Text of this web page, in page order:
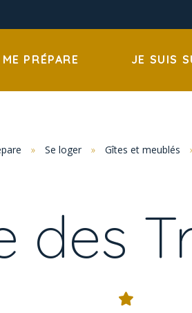
PRÉPARE JE SUIS
» Se loger » Gîtes et meublés
des